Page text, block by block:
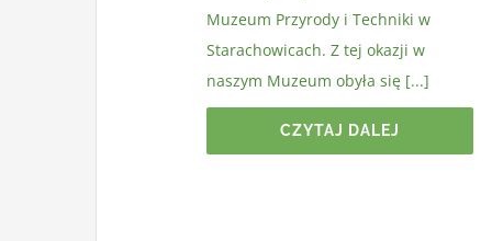
Muzeum Przyrody i Techniki w
Starachowicach. Z tej okazji w
naszym Muzeum obyła się [...]
CZYTAJ DALEJ